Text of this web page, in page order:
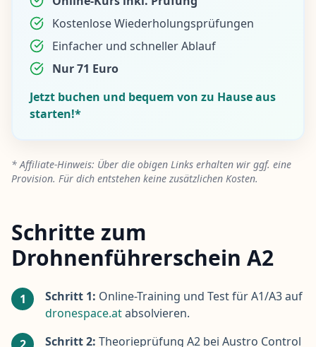
Kostenlose Wiederholungsprüfungen
Einfacher und schneller Ablauf
Nur 71 Euro
Jetzt buchen und bequem von zu Hause aus
starten!*
* Affiliate-Hinweis: Über die obigen Links erhalten wir ggf. eine
Provision. Für dich entstehen keine zusätzlichen Kosten.
Schritte zum
Drohnenführerschein A2
1 Schritt 1: Online-Training und Test für A1/A3 auf
dronespace.atabsolvieren.
Schritt 2: Theorieprüfung A2 bei Austro Control